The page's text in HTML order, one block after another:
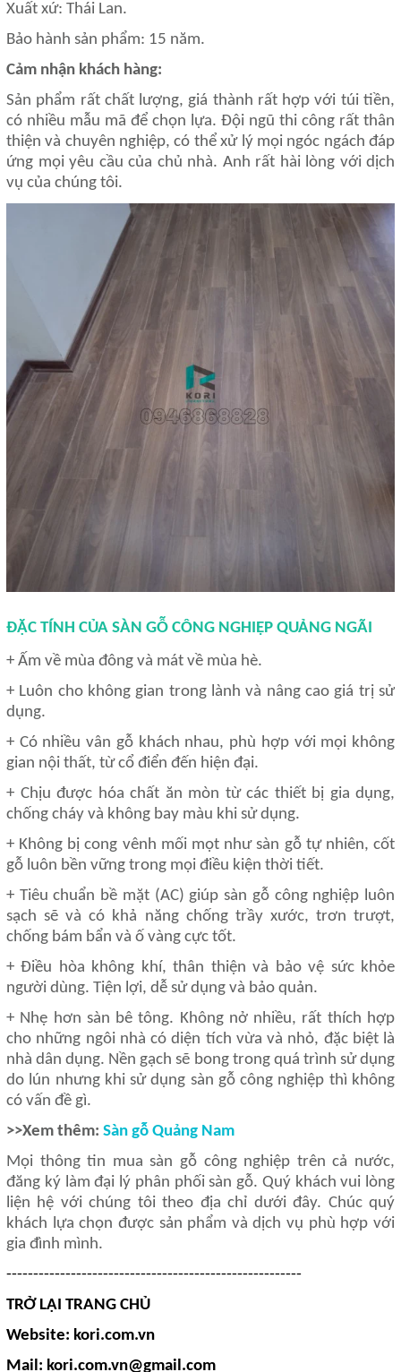
Xuất xứ: Thái Lan.
Bảo hành sản phẩm: 15 năm.
Cảm nhận khách hàng:
Sản phẩm rất chất lượng, giá thành rất hợp với túi tiền,
có nhiều mẫu mã để chọn lựa. Đội ngũ thi công rất thân
thiện và chuyên nghiệp, có thể xử lý mọi ngóc ngách đáp
ứng mọi yêu cầu của chủ nhà. Anh rất hài lòng với dịch
vụ của chúng tôi.
ĐẶC TÍNH CỦA SÀN GỖ CÔNG NGHIỆP QUẢNG NGÃI
+ Ấm về mùa đông và mát về mùa hè.
+ Luôn cho không gian trong lành và nâng cao giá trị sử
dụng.
+ Có nhiều vân gỗ khách nhau, phù hợp với mọi không
gian nội thất, từ cổ điển đến hiện đại.
+ Chịu được hóa chất ăn mòn từ các thiết bị gia dụng,
chống cháy và không bay màu khi sử dụng.
+ Không bị cong vênh mối mọt như sàn gỗ tự nhiên, cốt
gỗ luôn bền vững trong mọi điều kiện thời tiết.
+ Tiêu chuẩn bề mặt (AC) giúp sàn gỗ công nghiệp luôn
sạch sẽ và có khả năng chống trầy xước, trơn trượt,
chống bám bẩn và ố vàng cực tốt.
+ Điều hòa không khí, thân thiện và bảo vệ sức khỏe
người dùng. Tiện lợi, dễ sử dụng và bảo quản.
+ Nhẹ hơn sàn bê tông. Không nở nhiều, rất thích hợp
cho những ngôi nhà có diện tích vừa và nhỏ, đặc biệt là
nhà dân dụng. Nền gạch sẽ bong trong quá trình sử dụng
do lún nhưng khi sử dụng sàn gỗ công nghiệp thì không
có vấn đề gì.
>>Xem thêm: Sàn gỗ Quảng Nam
Mọi thông tin mua sàn gỗ công nghiệp trên cả nước,
đăng ký làm đại lý phân phối sàn gỗ. Quý khách vui lòng
liện hệ với chúng tôi theo địa chỉ dưới đây. Chúc quý
khách lựa chọn được sản phẩm và dịch vụ phù hợp với
gia đình mình.
-------------------------------------------------------
TRỞ LẠI TRANG CHỦ
Website: kori.com.vn
Mail: kori.com.vn@gmail.com